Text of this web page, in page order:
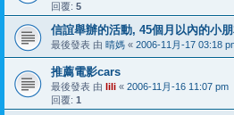
回覆: 5
信誼舉辦的活動, 45個月以內的小
最後發表 由 晴媽 « 2006-11月-17 03:18
推薦電影cars
最後發表 由 lili « 2006-11月-16 11:07 pm
回覆: 1